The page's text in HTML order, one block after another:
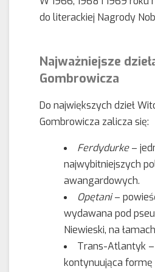
do literackiej Nagrody
Najważniejsze
Gombrowicza
Do największych dzieł
Gombrowicza zalicza się:
Ferdydurke–
najwybitniejszych
awangardowych.
Opętani–
wydawana pod
Niewieski, na
Trans-Atlantyk
kontynuująca formę